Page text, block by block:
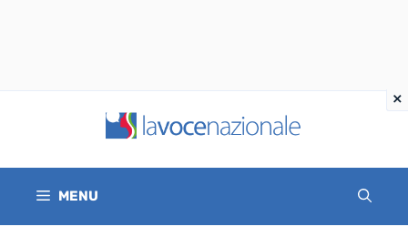
contenuto
MENU